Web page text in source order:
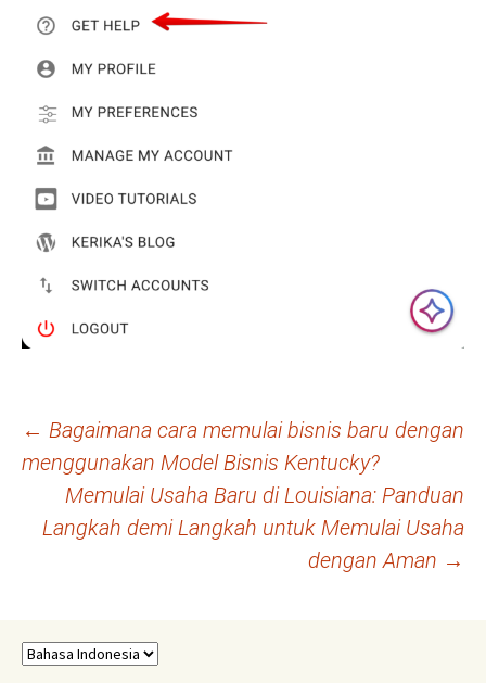
Navigasi
Tulisan
← Bagaimana cara memulai bisnis baru dengan
menggunakan Model Bisnis Kentucky?
Memulai Usaha Baru di Louisiana: Panduan
Langkah demi Langkah untuk Memulai Usaha
dengan Aman →